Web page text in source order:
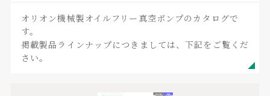
オリオン機械製オイルフリー真空ポンプのカタログで
す。
掲載製品ラインナップにつきましては、下記をご覧くだ
さい。